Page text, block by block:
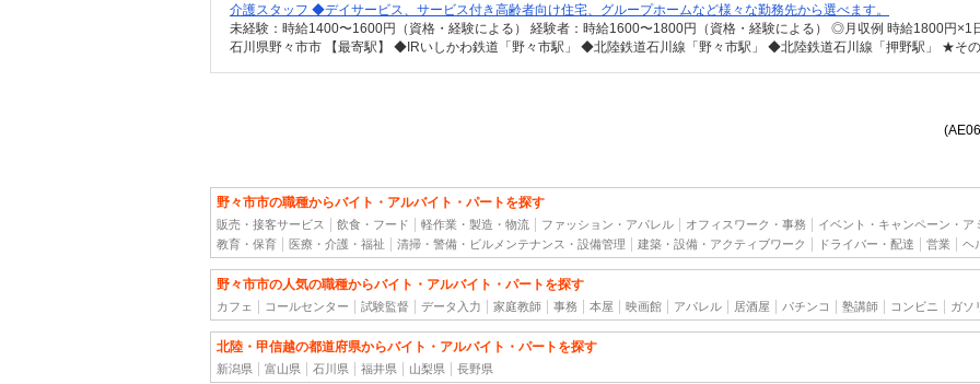
介護スタッフ ◆デイサービス、サービス付き高齢者向け住宅、グループホームなど様々な勤務先から選べます。
野々市市の職種からバイト・アルバイト・パートを探す
販売・接客サービス 飲食・フード 軽作業・製造・物流 ファッション・アパレル オフィスワーク・事務
イベント・キャンペーン・ア
教育・保育
医療・介護・福祉 清掃・警備・ビルメンテナンス・設備管理 建築・設備・アクティブワーク ドライバー・配達 営業 ヘ
野々市市の人気の職種からバイト・アルバイト・パートを探す
カフェ コールセンター 試験監督 データ入力 家庭教師 事務 本屋 映画館 アパレル 居酒屋 パチンコ 塾講師 コンビニ ガソ
北陸・甲信越の都道府県からバイト・アルバイト・パートを探す
新潟県 富山県 石川県 福井県 山梨県 長野県